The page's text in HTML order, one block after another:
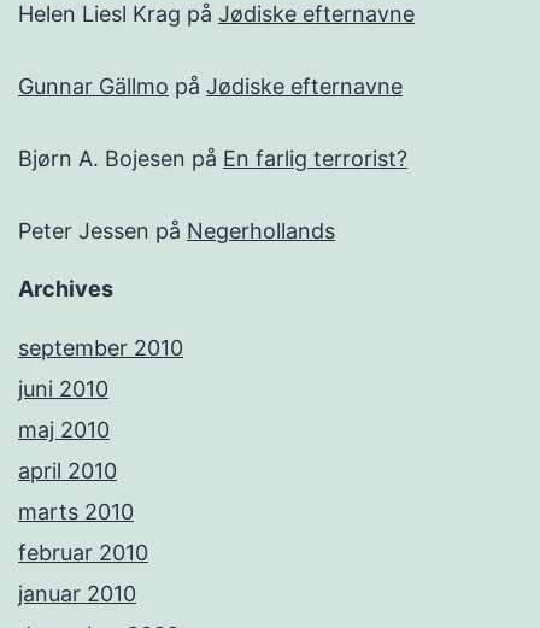
Helen Liesl Krag på Jødiske efternavne
Gunnar Gällmo på Jødiske efternavne
Bjørn A. Bojesen på En farlig terrorist?
Peter Jessen på Negerhollands
Archives
september 2010
juni 2010
maj 2010
april 2010
marts 2010
februar 2010
januar 2010